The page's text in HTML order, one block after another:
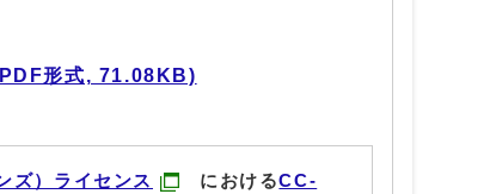
形式, 71.08KB)
ズ）ライセンス におけるCC-